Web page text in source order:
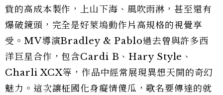
貲的高成本製作，上山下海、風吹雨淋，甚至還有
爆破鏡頭，完全是好萊塢動作片高規格的視覺享
受。MV導演Bradley & Pablo過去曾與許多西
洋巨星合作，包含Cardi B、Hary Style、
Charli XCX等，作品中經常展現異想天開的奇幻
魅力。這次讓柾國化身癡情傻瓜，歌名要傳達的就